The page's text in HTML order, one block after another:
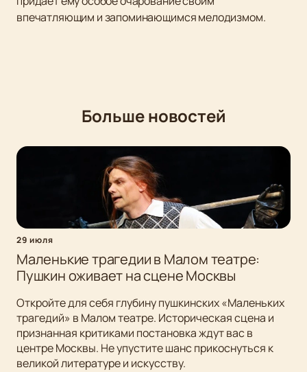
впечатляющим и запоминающимся мелодизмом.
Больше новостей
29 июля
Маленькие трагедии в Малом театре:
Пушкин оживает на сцене Москвы
Откройте для себя глубину пушкинских «Маленьких
трагедий» в Малом театре. Историческая сцена и
признанная критиками постановка ждут вас в
центре Москвы. Не упустите шанс прикоснуться к
великой литературе и искусству.